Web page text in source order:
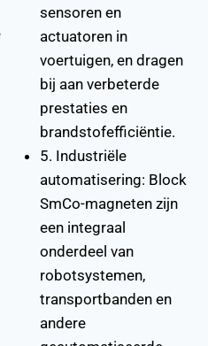
sensoren en
actuatoren in
voertuigen, en dragen
bij aan verbeterde
prestaties en
brandstofefficiëntie.
5. Industriële
automatisering: Block
SmCo-magneten zijn
een integraal
onderdeel van
robotsystemen,
transportbanden en
andere